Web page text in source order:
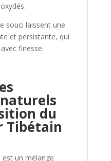
souci laissent une
et persistante, qui
finesse.
du
Tibétain
un mélange